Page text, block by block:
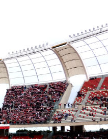
Stabia
28 Maggio
non siamo
27 Maggio